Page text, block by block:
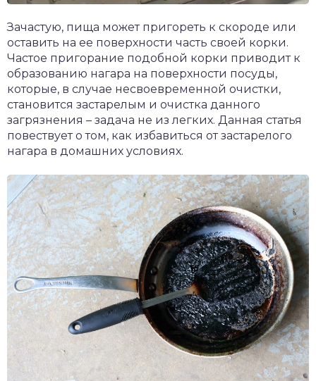
Зачастую, пища может пригореть к скороде или
оставить на ее поверхности часть своей корки.
Частое пригорание подобной корки приводит к
образованию нагара на поверхности посуды,
которые, в случае несвоевременной очистки,
становится застарелым и очистка данного
загрязнения – задача не из легких. Данная статья
повествует о том, как избавиться от застарелого
нагара в домашних условиях.